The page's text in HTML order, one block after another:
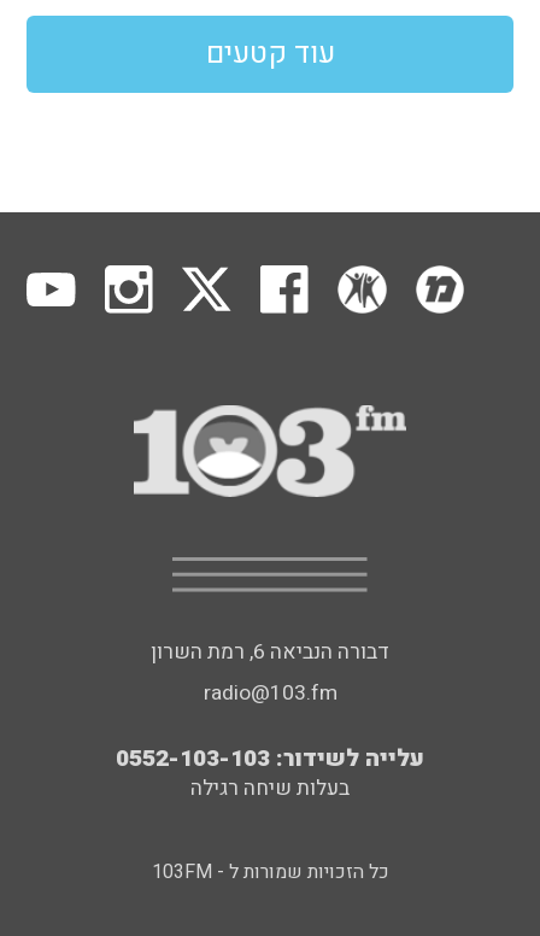
עוד קטעים
דבורה הנביאה 6, רמת השרון
radio@103.fm
עלייה לשידור: 0552-103-103
בעלות שיחה רגילה
כל הזכויות שמורות ל - 103FM